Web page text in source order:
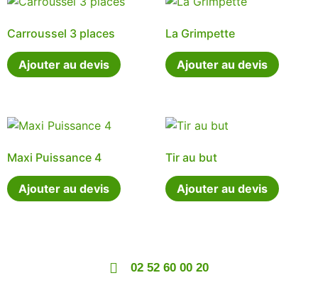
Carroussel 3 places
Ajouter au devis
La Grimpette
Ajouter au devis
Maxi Puissance 4
Ajouter au devis
Tir au but
Ajouter au devis
02 52 60 00 20